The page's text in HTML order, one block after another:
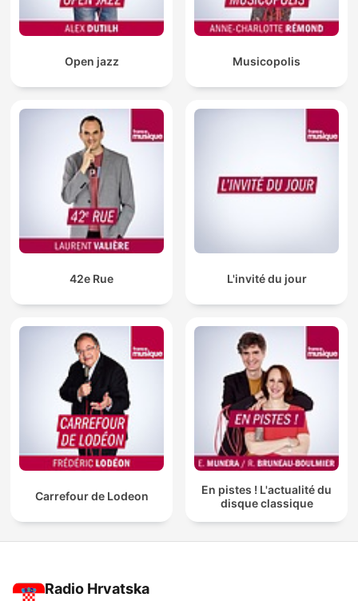
Open jazz Musicopolis
42e Rue L'invité du jour
Carrefour de Lodeon
En pistes ! L'actualité du
disque classique
Radio Hrvatska